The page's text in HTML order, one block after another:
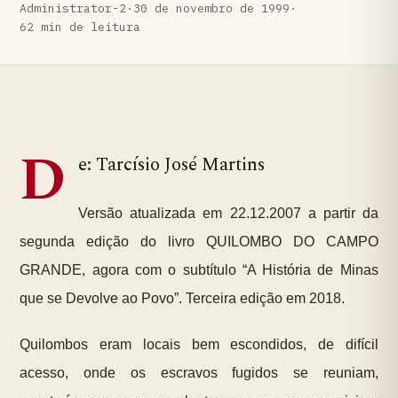
Administrator-2· 30 de novembro de 1999 ·
62 min de leitura
D e: Tarcísio José Martins
Versão atualizada em 22.12.2007 a partir da
segunda edição do livro QUILOMBO DO CAMPO
GRANDE, agora com o subtítulo “A História de Minas
que se Devolve ao Povo”. Terceira edição em 2018.
Quilombos eram locais bem escondidos, de difícil
acesso, onde os escravos fugidos se reuniam,